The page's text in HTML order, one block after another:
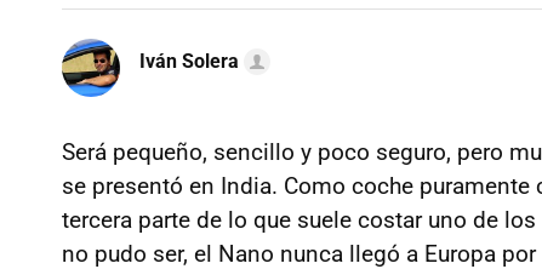
Iván Solera
Será pequeño, sencillo y poco seguro, pero
se presentó en India. Como coche
tercera parte de lo que suele costar uno de
no pudo ser, el Nano nunca llegó a Europa